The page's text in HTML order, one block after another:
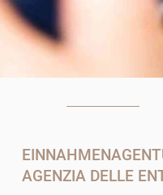
AGENZIA DELLE